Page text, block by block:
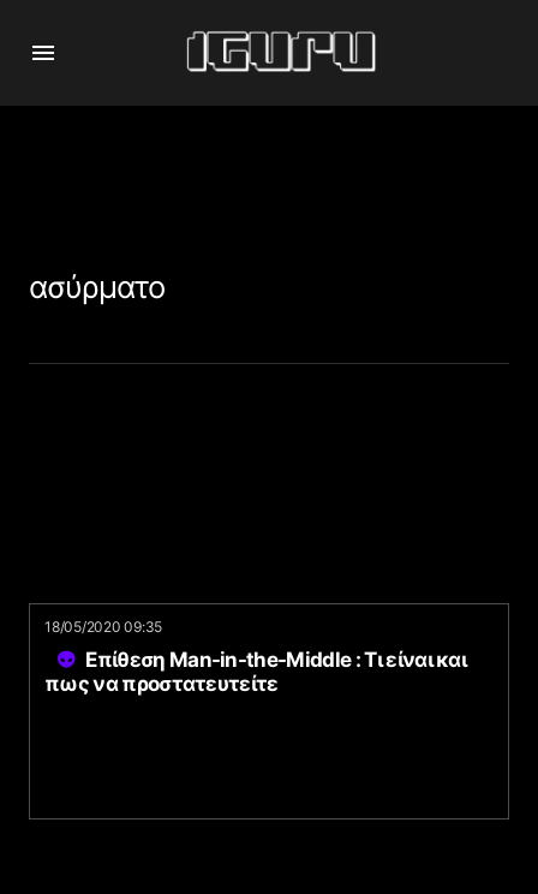
ασύρματο
18/05/2020 09:35
Επίθεση Man-in-the-Middle : Τι είναι και
πως να προστατευτείτε